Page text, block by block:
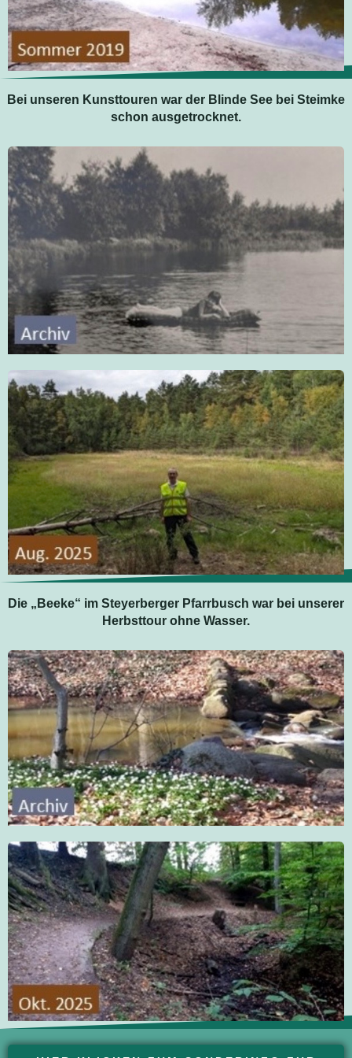
Bei unseren Kunsttouren war der Blinde See bei Steimke
schon ausgetrocknet.
Die „Beeke“ im Steyerberger Pfarrbusch war bei unserer
Herbsttour ohne Wasser.